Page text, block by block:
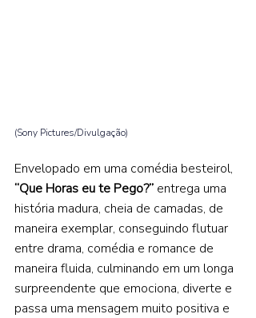
(Sony Pictures/Divulgação)
Envelopado em uma comédia besteirol,
“Que Horas eu te Pego?” entrega uma
história madura, cheia de camadas, de
maneira exemplar, conseguindo flutuar
entre drama, comédia e romance de
maneira fluida, culminando em um longa
surpreendente que emociona, diverte e
passa uma mensagem muito positiva e